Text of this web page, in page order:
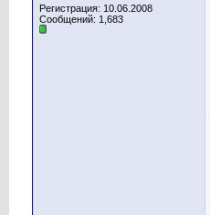
Регистрация: 10.06.2008
Сообщений: 1,683